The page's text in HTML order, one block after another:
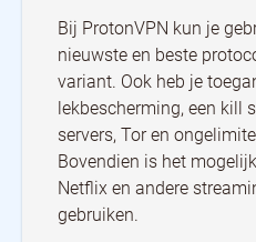
Bij ProtonVPN kun je
nieuwste en beste
variant. Ook heb je
lekbescherming, een kill
servers, Tor en
Bovendien is het
Netflix en andere
gebruiken.